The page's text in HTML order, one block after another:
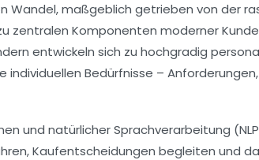
maßgeblich getrieben von der
zentralen Komponenten moderner
entwickeln sich zu hochgradig
individuellen Bedürfnisse –
und natürlicher Sprachverarbeitung
Kaufentscheidungen begleiten und